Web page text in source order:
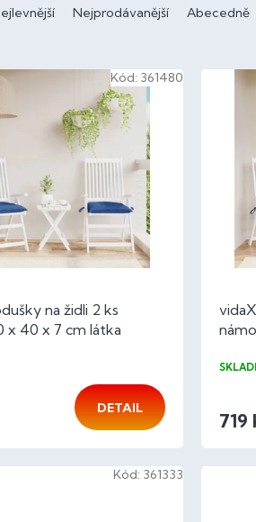
Nejprodávanější Abecedně
na židli 2 ks
x 40 x 7 cm látka
DETAIL
Kód: 361480
719
Kód: 361333